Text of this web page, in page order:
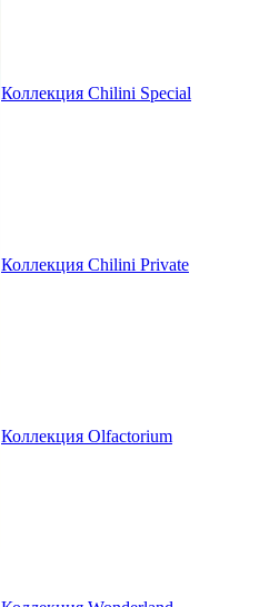
Коллекция Chilini Special
Коллекция Chilini Private
Коллекция Olfactorium